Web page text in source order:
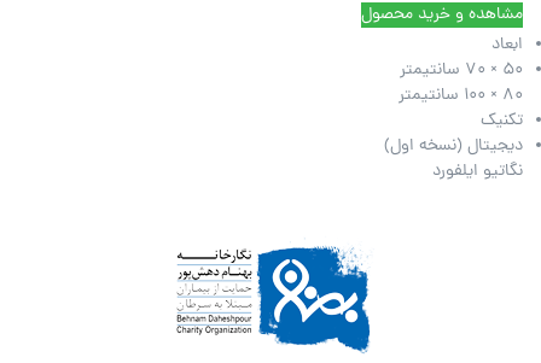
مشاهده و خرید محصول
ابعاد
50 × 70 سانتیمتر
80 × 100 سانتیمتر
تکنیک
دیجیتال (نسخه اول)
نگاتیو ایلفورد